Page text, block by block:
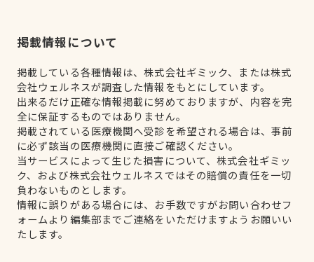
掲載情報について
掲載している各種情報は、株式会社ギミック、または株式
会社ウェルネスが調査した情報をもとにしています。
出来るだけ正確な情報掲載に努めておりますが、内容を完
全に保証するものではありません。
掲載されている医療機関へ受診を希望される場合は、事前
に必ず該当の医療機関に直接ご確認ください。
当サービスによって生じた損害について、株式会社ギミッ
ク、および株式会社ウェルネスではその賠償の責任を一切
負わないものとします。
情報に誤りがある場合には、お手数ですがお問い合わせフ
ォームより編集部までご連絡をいただけますようお願いい
たします。